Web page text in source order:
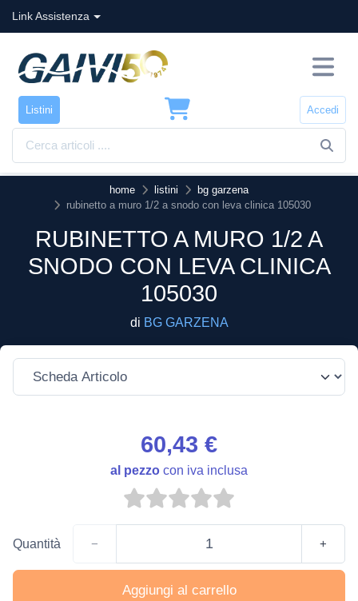
Link Assistenza
Listini Accedi
home listini
bg garzena
rubinetto a muro 1/2 a snodo con leva clinica 105030
RUBINETTO A MURO 1/2 A
SNODO CON LEVA CLINICA
105030
di BG GARZENA
60,43 €
al pezzo con iva inclusa
Quantità − +
Aggiungi al carrello